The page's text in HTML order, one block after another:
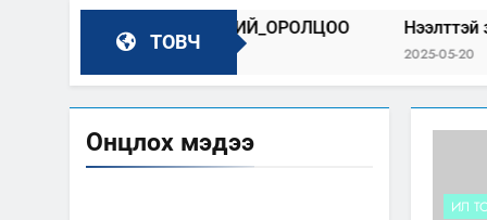
ТОВЧ
Нээлттэй засгийн
Онцлох мэдээ
ИЛ